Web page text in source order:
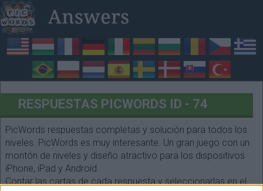
RESPUESTAS PICWORDS ID - 74
PicWords respuestas completas y solución para todos los
niveles. PicWords es muy interesante. Un gran juego con un
montón de niveles y diseño atractivo para los dispositivos
iPhone, iPad y Android.
Contar las cartas de cada respuesta y seleccionarlas en el